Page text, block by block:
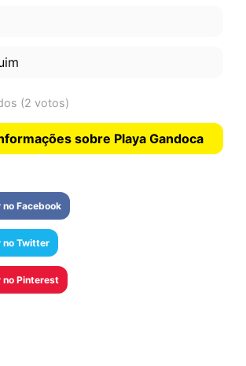
(2 votos)
sobre Playa Gandoca
Facebook
no Twitter
Pinterest